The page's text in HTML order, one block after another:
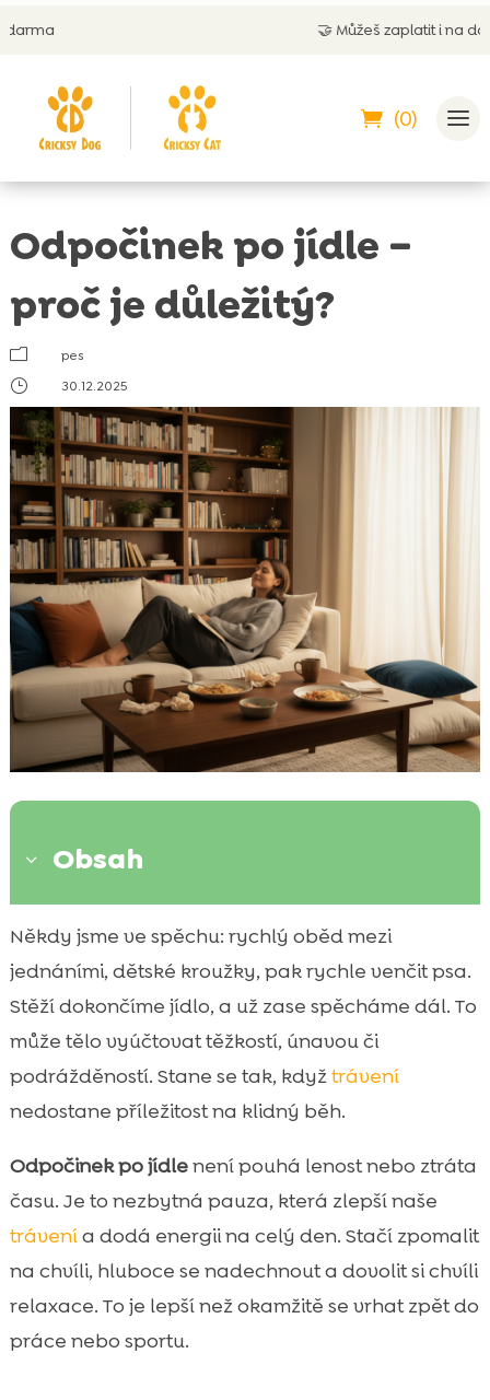
Můžeš zaplatit i na dobírku
(0)
Odpočinek po jídle –
proč je důležitý?
m
pes
}
30.12.2025
3 Obsah
 Co přesně znamená odpočinek po jídle a
proč ho často podceňujeme

Jak trávení funguje: co se děje v žaludku a
Proč je odpočinek po jídle důležitý pro
energii, soustředění a náladu
Jak dlouho odpočívat po jídle: ideální čas
Kdy je vhodné jít si po jídle lehnout a kdy
raději zůstat v lehké aktivitě
Nejčastější chyby po jídle, které zhoršují
trávení
 Odpočinek po jídle a sport: jak plánovat
trénink a regeneraci
Někdy jsme ve spěchu: rychlý oběd mezi
jednáními, dětské kroužky, pak rychle venčit psa.
Stěží dokončíme jídlo, a už zase spěcháme dál. To
může tělo vyúčtovat těžkostí, únavou či
podrážděností. Stane se tak, kdyžtrávení
nedostane příležitost na klidný běh.
Odpočinek po jídlenení pouhá lenost nebo ztráta
času. Je to nezbytná pauza, která zlepší naše
trávenía dodá energii na celý den. Stačí zpomalit
na chvíli, hluboce se nadechnout a dovolit si chvíli
relaxace. To je lepší než okamžitě se vrhat zpět do
práce nebo sportu.